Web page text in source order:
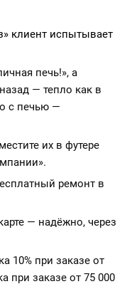
клиент испытывает
печь!», а
— тепло как в
с печью —
их в футере
ремонт в
— надёжно, через
10% при заказе от
при заказе от 75 000